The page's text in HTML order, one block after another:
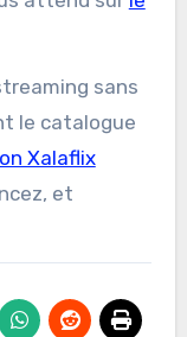
sans
le catalogue
Xalaflix
et